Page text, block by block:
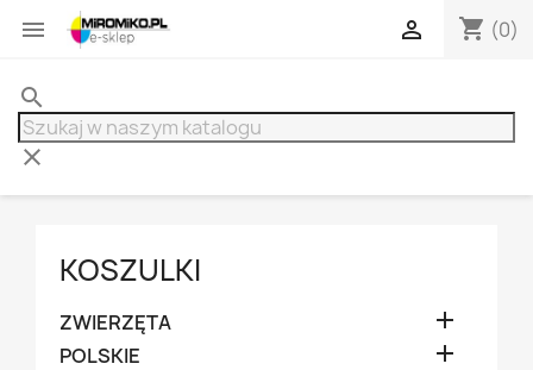
 shopping_cart (0)

search
clear
KOSZULKI
ZWIERZĘTA 
POLSKIE 